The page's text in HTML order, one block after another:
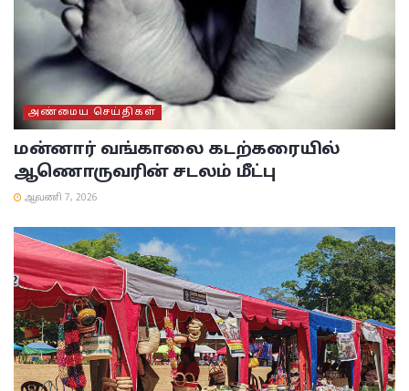
அண்மைய செய்திகள்
மன்னார் வங்காலை கடற்கரையில்
ஆணொருவரின் சடலம் மீட்பு
ஆவணி 7, 2026